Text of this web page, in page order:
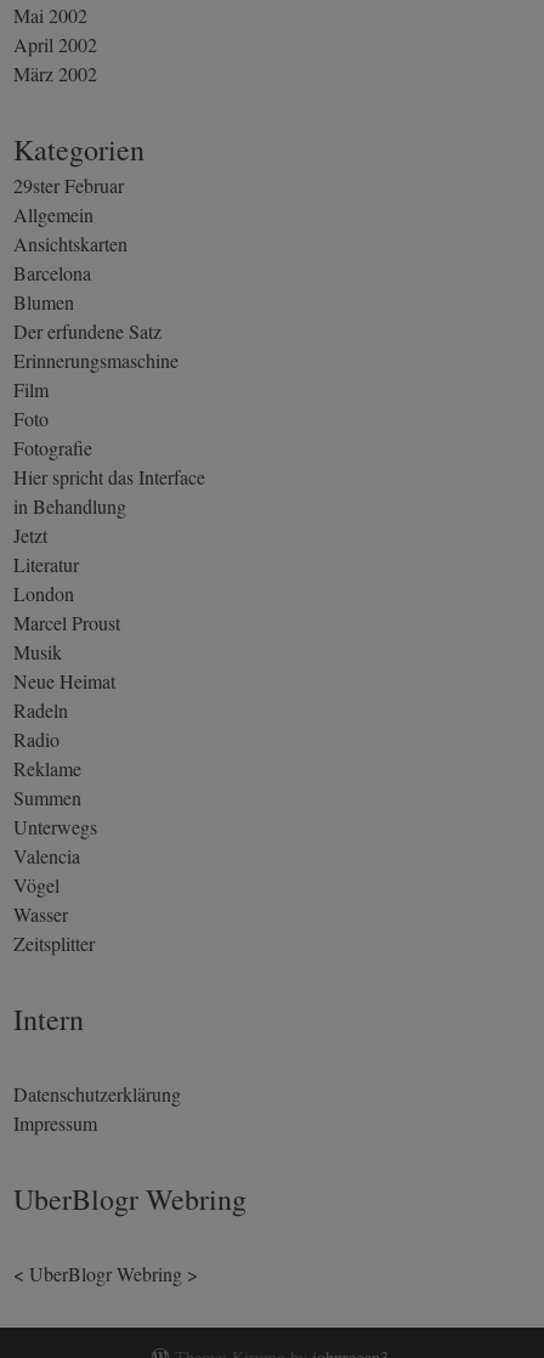
Mai 2002
April 2002
März 2002
Kategorien
29ster Februar
Allgemein
Ansichtskarten
Barcelona
Blumen
Der erfundene Satz
Erinnerungsmaschine
Film
Foto
Fotografie
Hier spricht das Interface
in Behandlung
Jetzt
Literatur
London
Marcel Proust
Musik
Neue Heimat
Radeln
Radio
Reklame
Summen
Unterwegs
Valencia
Vögel
Wasser
Zeitsplitter
Intern
Datenschutzerklärung
Impressum
UberBlogr Webring
< UberBlogr Webring >